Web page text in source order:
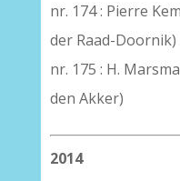
nr. 174 : Pierre
der Raad-Doornik)
nr. 175 : H.
den Akker)
2014